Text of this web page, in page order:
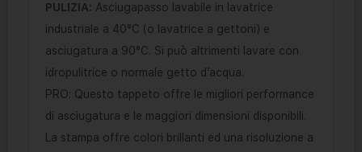
PULIZIA: Asciugapasso lavabile in lavatrice
industriale a 40°C (o lavatrice a gettoni) e
asciugatura a 90°C. Si può altrimenti lavare con
idropulitrice o normale getto d’acqua.
PRO: Questo tappeto offre le migliori performance
di asciugatura e le maggiori dimensioni disponibili.
La stampa offre colori brillanti ed una risoluzione a